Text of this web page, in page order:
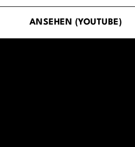
ANSEHEN (YOUTUBE)